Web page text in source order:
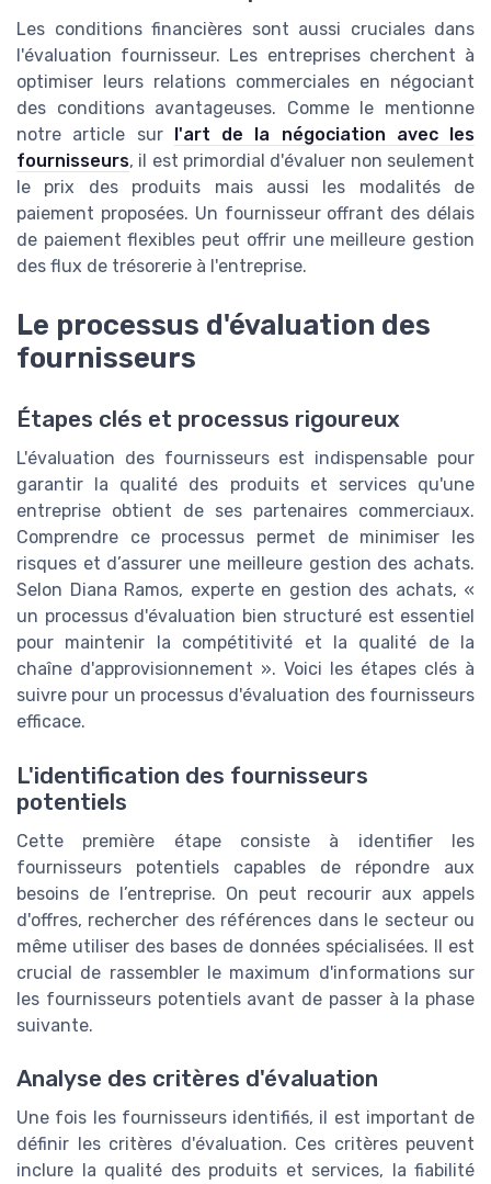
Les conditions financières sont aussi cruciales dans
l'évaluation fournisseur. Les entreprises cherchent à
optimiser leurs relations commerciales en négociant
des conditions avantageuses. Comme le mentionne
notre article sur l'art de la négociation avec les
fournisseurs, il est primordial d'évaluer non seulement
le prix des produits mais aussi les modalités de
paiement proposées. Un fournisseur offrant des délais
de paiement flexibles peut offrir une meilleure gestion
des flux de trésorerie à l'entreprise.
Le processus d'évaluation des
fournisseurs
Étapes clés et processus rigoureux
L'évaluation des fournisseurs est indispensable pour
garantir la qualité des produits et services qu'une
entreprise obtient de ses partenaires commerciaux.
Comprendre ce processus permet de minimiser les
risques et d’assurer une meilleure gestion des achats.
Selon Diana Ramos, experte en gestion des achats, «
un processus d'évaluation bien structuré est essentiel
pour maintenir la compétitivité et la qualité de la
chaîne d'approvisionnement ». Voici les étapes clés à
suivre pour un processus d'évaluation des fournisseurs
efficace.
L'identification des fournisseurs
potentiels
Cette première étape consiste à identifier les
fournisseurs potentiels capables de répondre aux
besoins de l’entreprise. On peut recourir aux appels
d'offres, rechercher des références dans le secteur ou
même utiliser des bases de données spécialisées. Il est
crucial de rassembler le maximum d'informations sur
les fournisseurs potentiels avant de passer à la phase
suivante.
Analyse des critères d'évaluation
Une fois les fournisseurs identifiés, il est important de
définir les critères d'évaluation. Ces critères peuvent
inclure la qualité des produits et services, la fiabilité